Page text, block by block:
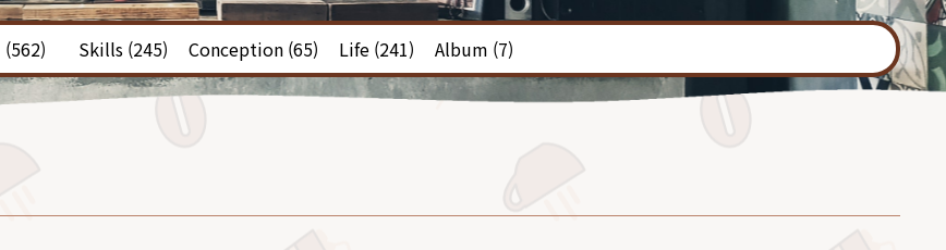
(562) Skills (245) Conception (65) Life (241) Album (7)